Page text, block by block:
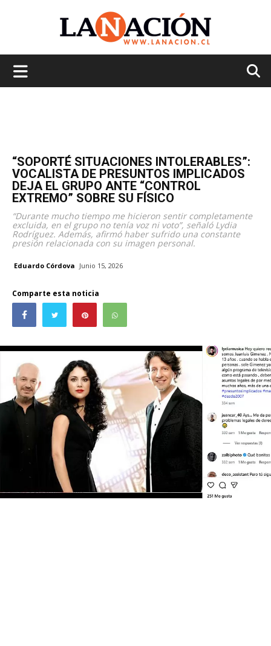
“SOPORTÉ SITUACIONES INTOLERABLES”:
VOCALISTA DE PRESUNTOS IMPLICADOS
DEJA EL GRUPO ANTE “CONTROL
EXTREMO” SOBRE SU FÍSICO
“Durante mucho tiempo me hicieron sentir completamente
excluida, en el grupo no tenía voz ni voto”, señaló Lydia
Rodríguez. Además, afirmó haber sufrido una constante
presión relacionada con su imagen personal.
Eduardo Córdova Junio 15, 2026
Comparte esta noticia